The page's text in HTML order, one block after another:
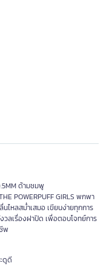
ด้ามชมพู
POWERPUFF GIRLS พกพา
ไหลสม่ำเสมอ เขียนง่ายทุกการ
วลเรื่องฝาปิด เพื่อตอบโจทย์การ
พ
ดูดี